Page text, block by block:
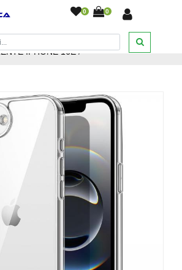
0 0
cellulari/Custodie/CUSTODIA
IPHONE 16E/